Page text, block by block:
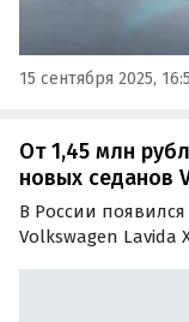
15 сентября 2025,
От 1,45 млн
новых седанов
В России
Volkswagen Lavida